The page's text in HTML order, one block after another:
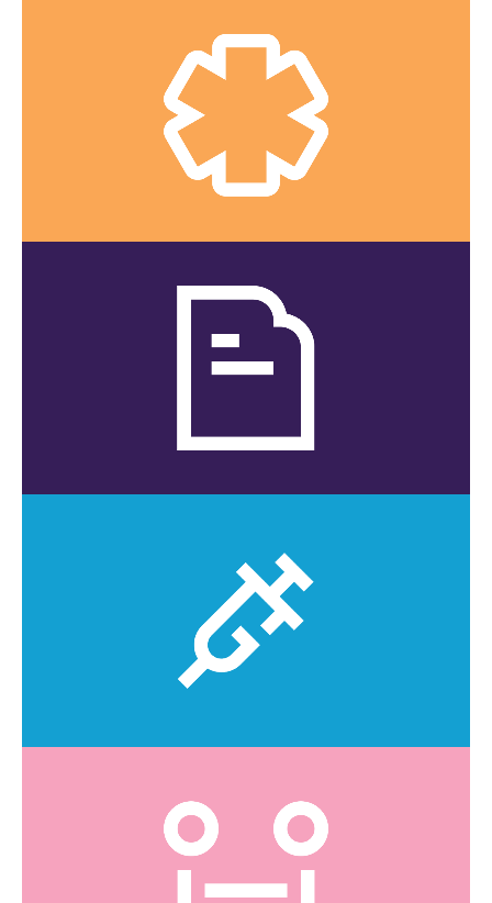
Urgences mineures
Voyez quelles sont les urgences mineures que nous
CLIQUEZ ICI
Dépistage
Voyez la liste des services offerts.
Vaccination
Voyez la liste des vaccins offerts.
CLIQUEZ ICI
CLIQUEZ ICI